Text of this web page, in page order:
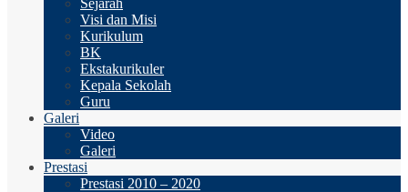
Sejarah
Visi dan Misi
Kurikulum
BK
Ekstakurikuler
Kepala Sekolah
Guru
Galeri
Video
Galeri
Prestasi
Prestasi 2010 – 2020